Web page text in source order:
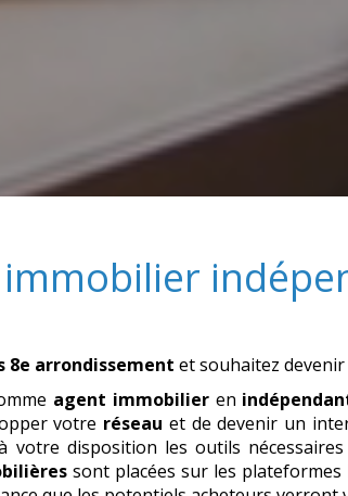
8e arrondissement et souhaitez devenir
agent immobilieren
votre réseau et de devenir un
votre disposition les outils
sont placées sur les plateformes